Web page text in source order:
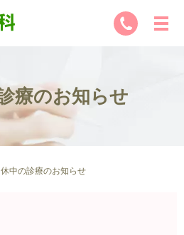
療のお知らせ
中の診療のお知らせ